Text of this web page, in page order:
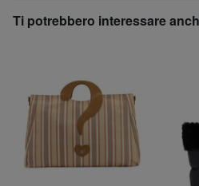
Ti potrebbero interessare